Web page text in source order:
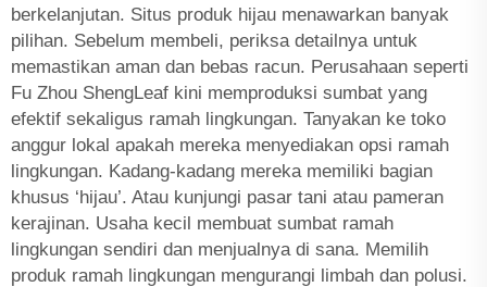
berkelanjutan. Situs produk hijau menawarkan banyak
pilihan. Sebelum membeli, periksa detailnya untuk
memastikan aman dan bebas racun. Perusahaan seperti
Fu Zhou ShengLeaf kini memproduksi sumbat yang
efektif sekaligus ramah lingkungan. Tanyakan ke toko
anggur lokal apakah mereka menyediakan opsi ramah
lingkungan. Kadang-kadang mereka memiliki bagian
khusus ‘hijau’. Atau kunjungi pasar tani atau pameran
kerajinan. Usaha kecil membuat sumbat ramah
lingkungan sendiri dan menjualnya di sana. Memilih
produk ramah lingkungan mengurangi limbah dan polusi.